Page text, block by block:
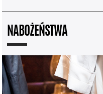
NABOŻEŃSTWA